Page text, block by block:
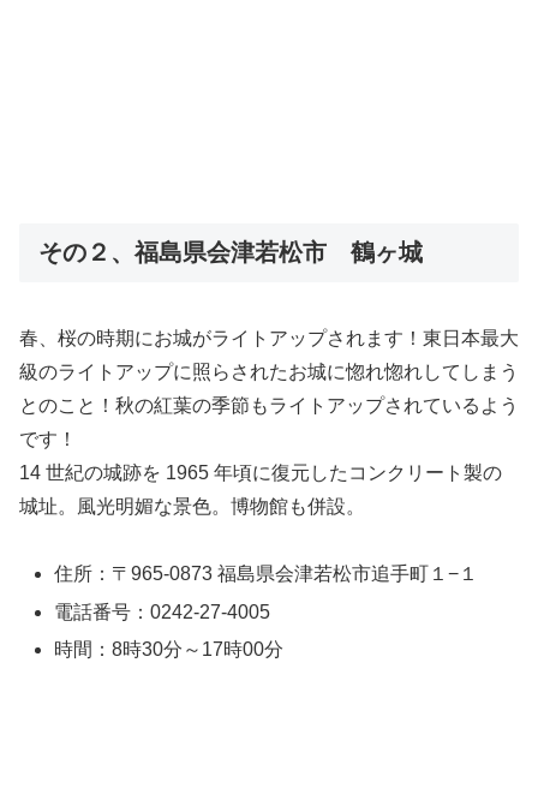
その２、福島県会津若松市 鶴ヶ城
春、桜の時期にお城がライトアップされます！東日本最大
級のライトアップに照らされたお城に惚れ惚れしてしまう
とのこと！秋の紅葉の季節もライトアップされているよう
です！
14 世紀の城跡を 1965 年頃に復元したコンクリート製の
城址。風光明媚な景色。博物館も併設。
住所：〒965-0873 福島県会津若松市追手町１−１
電話番号：0242-27-4005
時間：8時30分～17時00分